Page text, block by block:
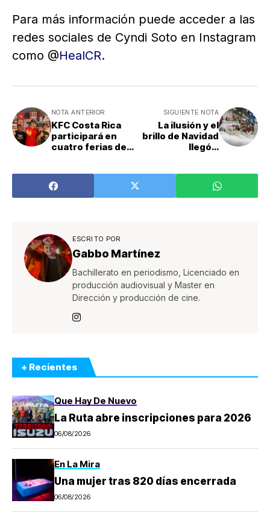
Para más información puede acceder a las
redes sociales de Cyndi Soto en Instagram
como @HealCR.
NOTA ANTERIOR
KFC Costa Rica
participará en
cuatro ferias de
octubre
SIGUIENTE NOTA
La ilusión y el
brillo de Navidad
llegó a
tendencias de
decoración
navideña para
ESCRITO POR
Gabbo Martínez
Bachillerato en periodismo, Licenciado en
producción audiovisual y Master en
Dirección y producción de cine.
+ Recientes
Que Hay De Nuevo
La Ruta abre inscripciones para 2026
06/08/2026
En La Mira
Una mujer tras 820 días encerrada
06/08/2026